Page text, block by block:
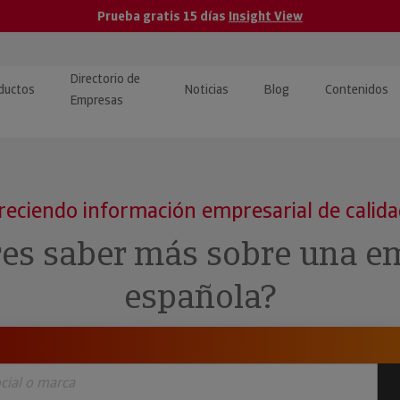
Prueba gratis 15 días Insight View
y ERP
· Recuperación de
Directorio de
Empresas
Noticias Blog Contenidos
Pública
Investigada
información empresarial de
saber más sobre una
española?